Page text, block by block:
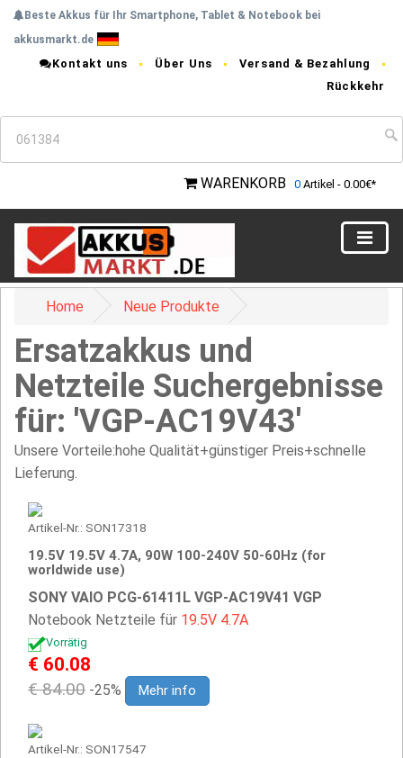
Beste Akkus für Ihr Smartphone, Tablet & Notebook bei
akkusmarkt.de
Kontakt uns Über Uns
Versand & Bezahlung
Rückkehr
WARENKORB 0 Artikel - 0.00€*
Home Neue Produkte
Ersatzakkus und
Netzteile Suchergebnisse
für: 'VGP-AC19V43'
Unsere Vorteile:hohe Qualität+günstiger Preis+schnelle
Lieferung.
Artikel-Nr.: SON17318
19.5V 19.5V 4.7A, 90W 100-240V 50-60Hz (for
worldwide use)
SONY VAIO PCG-61411L VGP-AC19V41 VGP
Notebook Netzteile für 19.5V 4.7A
Vorrätig
€ 60.08
€ 84.00 -25% Mehr info
Artikel-Nr.: SON17547